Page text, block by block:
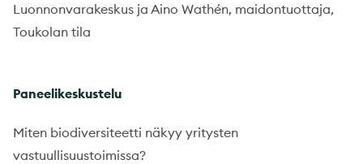
Luonnonvarakeskus ja Aino Wathén, maidontuottaja,
Toukolan tila
Paneelikeskustelu
Miten biodiversiteetti näkyy yritysten
vastuullisuustoimissa?